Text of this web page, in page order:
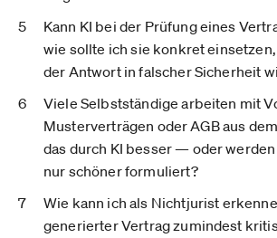
Kann KI bei der Prüfung eines
wie sollte ich sie konkret
der Antwort in falscher Sicherheit
Viele Selbstständige arbeiten mit
Musterverträgen oder AGB aus
das durch KI besser — oder
nur schöner formuliert?
Wie kann ich als Nichtjurist
generierter Vertrag zumindest